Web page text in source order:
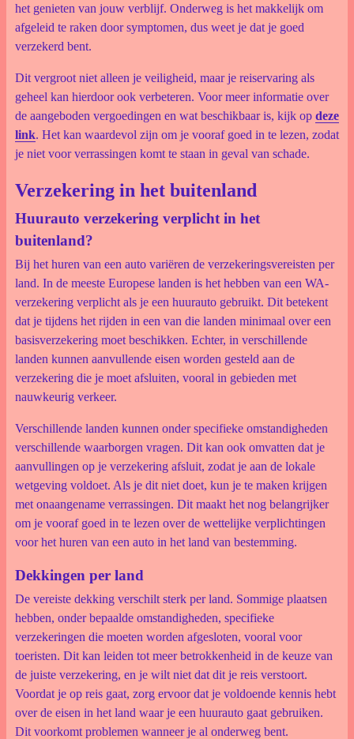
het genieten van jouw verblijf. Onderweg is het makkelijk om
afgeleid te raken door symptomen, dus weet je dat je goed
verzekerd bent.
Dit vergroot niet alleen je veiligheid, maar je reiservaring als
geheel kan hierdoor ook verbeteren. Voor meer informatie over
de aangeboden vergoedingen en wat beschikbaar is, kijk op deze
link. Het kan waardevol zijn om je vooraf goed in te lezen, zodat
je niet voor verrassingen komt te staan in geval van schade.
Verzekering in het buitenland
Huurauto verzekering verplicht in het
buitenland?
Bij het huren van een auto variëren de verzekeringsvereisten per
land. In de meeste Europese landen is het hebben van een WA-
verzekering verplicht als je een huurauto gebruikt. Dit betekent
dat je tijdens het rijden in een van die landen minimaal over een
basisverzekering moet beschikken. Echter, in verschillende
landen kunnen aanvullende eisen worden gesteld aan de
verzekering die je moet afsluiten, vooral in gebieden met
nauwkeurig verkeer.
Verschillende landen kunnen onder specifieke omstandigheden
verschillende waarborgen vragen. Dit kan ook omvatten dat je
aanvullingen op je verzekering afsluit, zodat je aan de lokale
wetgeving voldoet. Als je dit niet doet, kun je te maken krijgen
met onaangename verrassingen. Dit maakt het nog belangrijker
om je vooraf goed in te lezen over de wettelijke verplichtingen
voor het huren van een auto in het land van bestemming.
Dekkingen per land
De vereiste dekking verschilt sterk per land. Sommige plaatsen
hebben, onder bepaalde omstandigheden, specifieke
verzekeringen die moeten worden afgesloten, vooral voor
toeristen. Dit kan leiden tot meer betrokkenheid in de keuze van
de juiste verzekering, en je wilt niet dat dit je reis verstoort.
Voordat je op reis gaat, zorg ervoor dat je voldoende kennis hebt
over de eisen in het land waar je een huurauto gaat gebruiken.
Dit voorkomt problemen wanneer je al onderweg bent.